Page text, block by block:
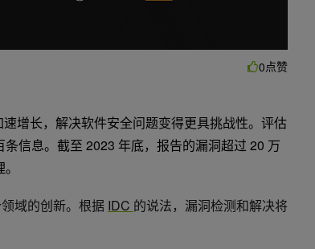
0点赞
增长，解决软件安全问题变得更具挑战性。评估
信息。截至 2023 年底，报告的漏洞超过 20 万
域的创新。根据 IDC 的说法，漏洞检测和解决将